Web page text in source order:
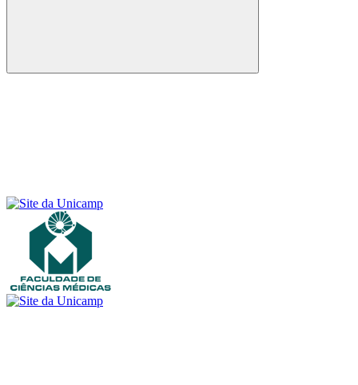
Buscar